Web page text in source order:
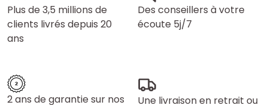
Plus de 3,5 millions de
clients livrés depuis 20
ans
Des conseillers à votre
écoute 5j/7
2 ans de garantie sur nos
Une livraison en retrait ou